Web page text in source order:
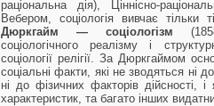
раціональна дія), Ціннісно-
Вебером, соціологія вивчає тільки
Дюркгайм — соціологізм
соціологічного реалізму і
соціології релігії. За Дюркгаймом
соціальні факти, які не зводяться ні
ні до фізичних факторів дійсності,
характеристик, та багато інших